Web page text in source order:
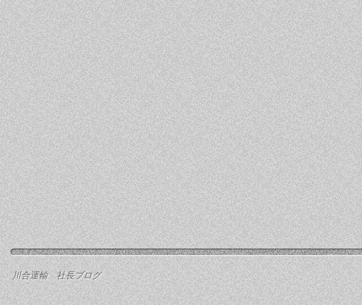
川合運輸 社長ブログ